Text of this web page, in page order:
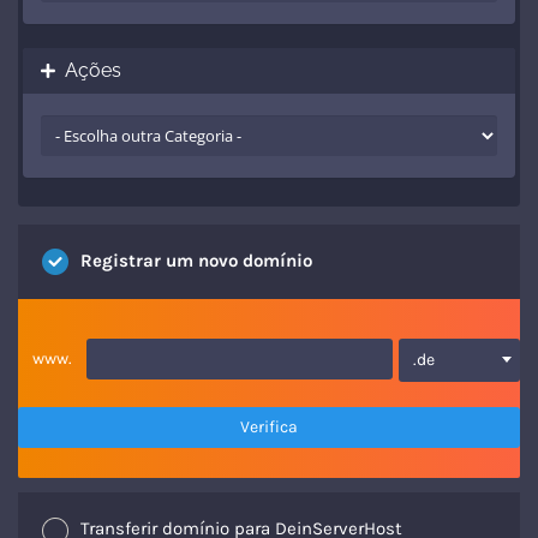
Ações
Registrar um novo domínio
www. .de
Verifica
Transferir domínio para DeinServerHost